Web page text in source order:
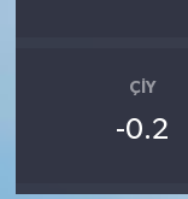
ÇIY
-0.2